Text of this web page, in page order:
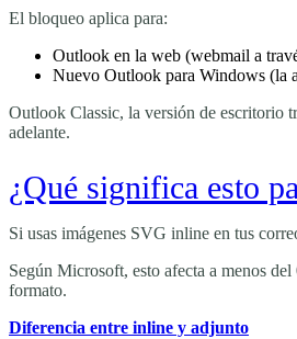
El bloqueo aplica para:
Outlook en la web (webmail a
Nuevo Outlook para Windows (la
Outlook Classic, la versión de escritorio
adelante.
¿Qué significa esto
Si usas imágenes SVG inline en tus
Según Microsoft, esto afecta a menos
formato.
Diferencia entre inline y adjunto